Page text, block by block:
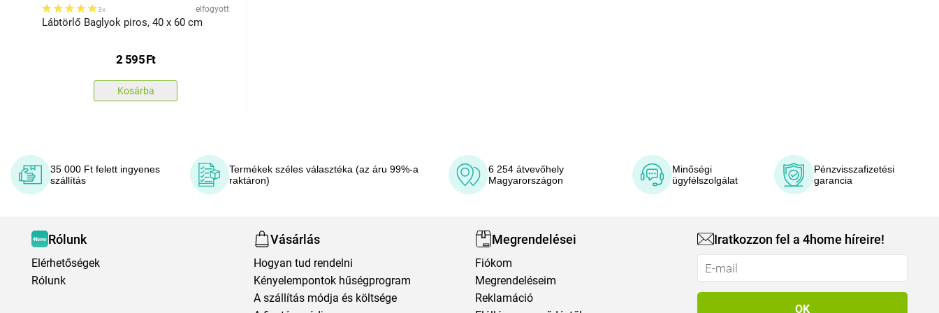
3x elfogyott
Lábtörlő Baglyok piros, 40 x 60 cm
2 595Ft
Kosárba
35 000 Ft felett ingyenes
szállítás
Termékek széles választéka (az áru 99%-a
raktáron)
6 254 átvevőhely
Magyarországon
Minőségi
ügyfélszolgálat
Pénzvisszafizetési
garancia
Rólunk
Elérhetőségek
Rólunk
Vásárlás
Hogyan tud rendelni
Kényelempontok hűségprogram
A szállítás módja és költsége
Megrendelései
Fiókom
Megrendeléseim
Reklamáció
Iratkozzon fel a 4home híreire!